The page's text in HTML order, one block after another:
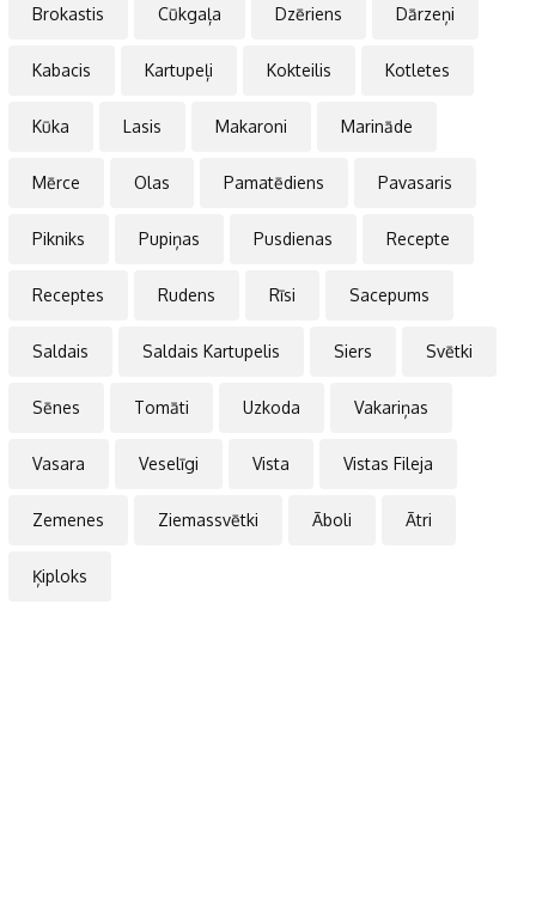
Brokastis Cūkgaļa Dzēriens Dārzeņi
Kabacis Kartupeļi Kokteilis Kotletes
Kūka Lasis Makaroni Marināde
Mērce Olas Pamatēdiens Pavasaris
Pikniks Pupiņas Pusdienas Recepte
Receptes Rudens Rīsi Sacepums
Saldais Saldais Kartupelis Siers Svētki
Sēnes Tomāti Uzkoda Vakariņas
Vasara Veselīgi Vista Vistas Fileja
Zemenes Ziemassvētki Āboli Ātri
Ķiploks